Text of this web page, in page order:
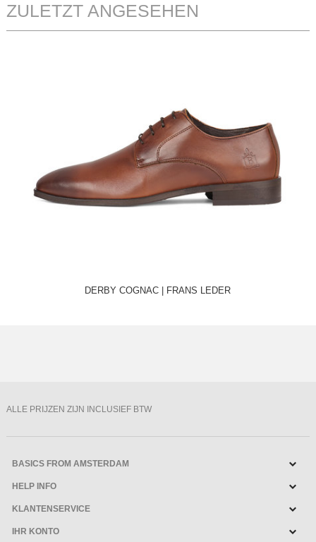
ZULETZT ANGESEHEN
DERBY COGNAC | FRANS LEDER
ALLE PRIJZEN ZIJN INCLUSIEF BTW
BASICS FROM AMSTERDAM
HELP INFO
KLANTENSERVICE
IHR KONTO